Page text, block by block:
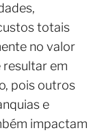
totais
no valor
resultar em
pois outros
e
impactam